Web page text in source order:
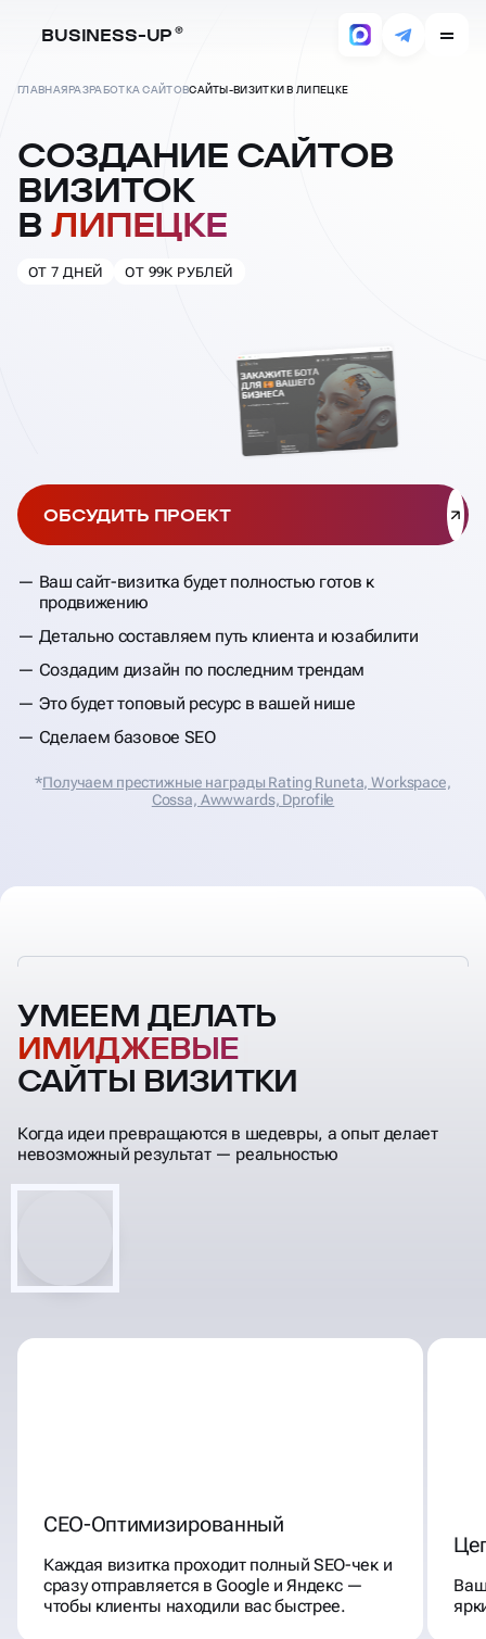
BUSINESS-UP
ГЛАВНАЯРАЗРАБОТКА САЙТОВСАЙТЫ-ВИЗИТКИ В ЛИПЕЦКЕ
СОЗДАНИЕ САЙТОВ
ВИЗИТОК
ВЛИПЕЦКЕ
ОТ 7 ДНЕЙ ОТ 99К РУБЛЕЙ
Ваш сайт-визитка будет полностью готов к
продвижению
Детально составляем путь клиента и юзабилити
Создадим дизайн по последним трендам
Это будет топовый ресурс в вашей нише
Сделаем базовое SEO
ОБСУДИТЬ ПРОЕКТ
*Получаем престижные награды Rating Runeta, Workspace,
Cossa, Аwwwards, Dprofile
УМЕЕМ ДЕЛАТЬ
ИМИДЖЕВЫЕ
САЙТЫ ВИЗИТКИ
Когда идеи превращаются в шедевры, а опыт делает
невозможный результат — реальностью
СЕО-Оптимизированный
Каждая визитка проходит полный SEO-чек и
сразу отправляется в Google и Яндекс —
чтобы клиенты находили вас быстрее.